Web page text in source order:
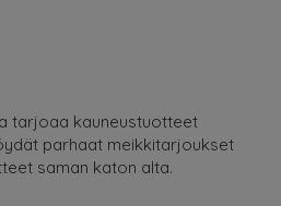
tarjoaa kauneustuotteet
parhaat meikkitarjoukset
saman katon alta.